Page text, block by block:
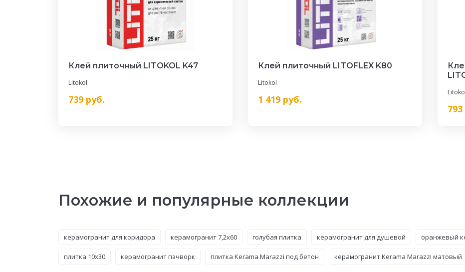
Клей плиточный LITOKOL K47
Litokol
739 руб.
Клей плиточный LITOFLEX K80
Litokol
1 419руб.
793
Похожие и популярные коллекции
керамогранит для коридора керамогранит 7,2x60 голубая плитка керамогранит для душевой оранжевый
плитка 10x30 керамогранит пэчворк плитка Kerama Marazzi под бетон керамогранит Kerama Marazzi матовый